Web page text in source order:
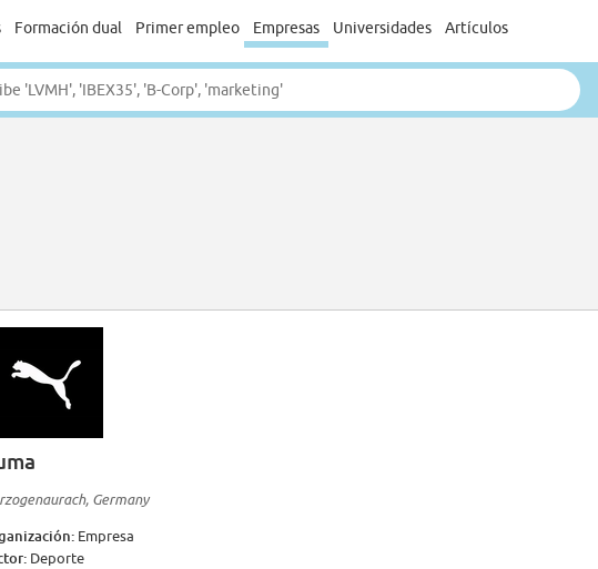
Formación dual Primer empleo Empresas Universidades Artículos
Germany
Empresa
Deporte